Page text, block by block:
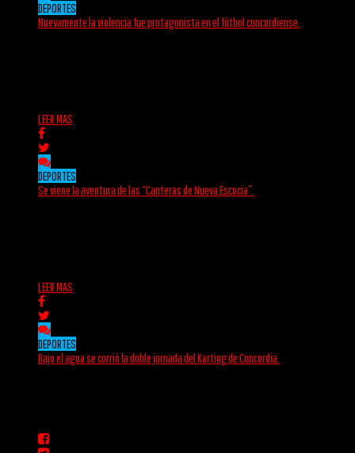
DEPORTES
Nuevamente la violencia fue protagonista en el fútbol concordiense.
LEER MAS
DEPORTES
Se viene la aventura de las “Canteras de Nueva Escocia”.
LEER MAS
DEPORTES
Bajo el agua se corrió la doble jornada del Karting de Concordia.